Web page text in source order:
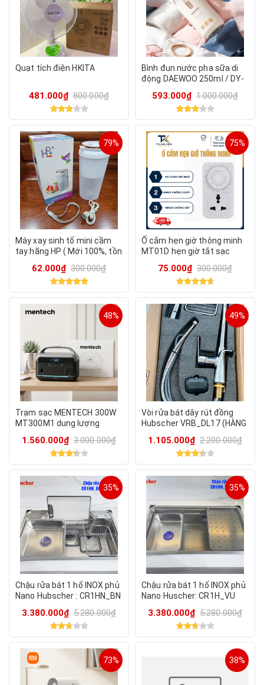
Quạt tích điện HKITA
481.000₫ 800.000₫
Bình đun nước pha sữa di
động DAEWOO 250ml / DY-
593.000₫ 1.000.000₫
79%
Máy xay sinh tố mini cầm
tay hãng HP ( Mới 100%, tồn
62.000₫ 300.000₫
75%
Ổ cắm hẹn giờ thông minh
MT01D hẹn giờ tắt sạc
an toàn dạng cơ
75.000₫ 300.000₫
48%
Trạm sạc MENTECH 300W
MT300M1 dung lượng
1.560.000₫ 3.000.000₫
49%
Vòi rửa bát dây rút đồng
Hubscher VRB_DL17 (HÀNG
1.105.000₫ 2.200.000₫
35%
Chậu rửa bát 1 hố INOX phủ
Nano Hubscher : CR1HN_BN
CHÍNH HÃNG CHẤT LƯỢNG
3.380.000₫ 5.280.000₫
35%
Chậu rửa bát 1 hố INOX phủ
Nano Huscher: CR1H_VU
CHÍNH HÃNG CHẤT LƯỢNG
3.380.000₫ 5.280.000₫
73% 38%